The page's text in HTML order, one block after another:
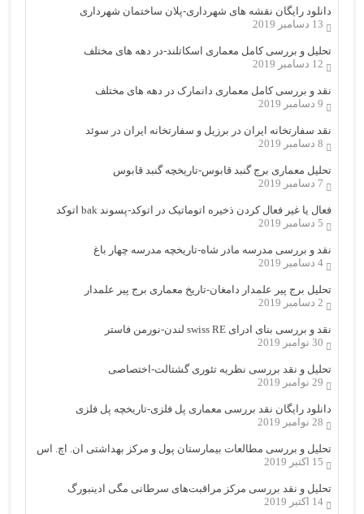
دانلود رایگان نقشه های شهرداری-پلان ساختمان شهرداری
13 دسامبر 2019
تحلیل و بررسی کامل معماری اسکاتلند-در دهه های مختلف
12 دسامبر 2019
نقد و بررسی کامل معماری دانمارک در دهه های مختلف
9 دسامبر 2019
نقد سفارتخانه ایران در برزیل و سفارتخانه ایران در سوئد
8 دسامبر 2019
تحلیل معماری برج گنبد قابوس-تاریخچه گنبد قابوس
7 دسامبر 2019
فعال یا غیر فعال کردن ذخیره اتوماتیک در اتوکد-پسوند bak اتوکد
5 دسامبر 2019
نقد و بررسی مدرسه مادر شاه-تاریخچه مدرسه چهار باغ
4 دسامبر 2019
تحلیل برج پیر علمدار دامغان-تاریخ معماری برج پیر علمدار
2 دسامبر 2019
نقد و بررسی بنای ادرای swiss RE لندن-نورمن فاستر
30 نوامبر 2019
تحلیل و نقد بررسی نظریه تئوری گشتالت-اختصاصی
29 نوامبر 2019
دانلود رایگان نقد بررسی معماری پل فلزی-تاریخچه پل فلزی
28 نوامبر 2019
تحلیل و بررسی مطالعات بیمارستان پول و مرکز بهداشتی ان. اچ. اس
15 اکتبر 2019
تحلیل و نقد بررسی مرکز مراقبت‌های سرطانی مگی ادینبورگ
14 اکتبر 2019